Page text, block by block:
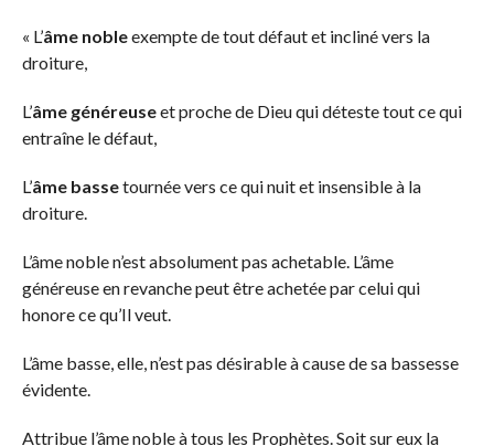
« L’âme nobleexempte de tout défaut et incliné vers la
droiture,
L’âme généreuseet proche de Dieu qui déteste tout ce qui
entraîne le défaut,
L’âme bassetournée vers ce qui nuit et insensible à la
droiture.
L’âme noble n’est absolument pas achetable. L’âme
généreuse en revanche peut être achetée par celui qui
honore ce qu’Il veut.
L’âme basse, elle, n’est pas désirable à cause de sa bassesse
évidente.
Attribue l’âme noble à tous les Prophètes. Soit sur eux la